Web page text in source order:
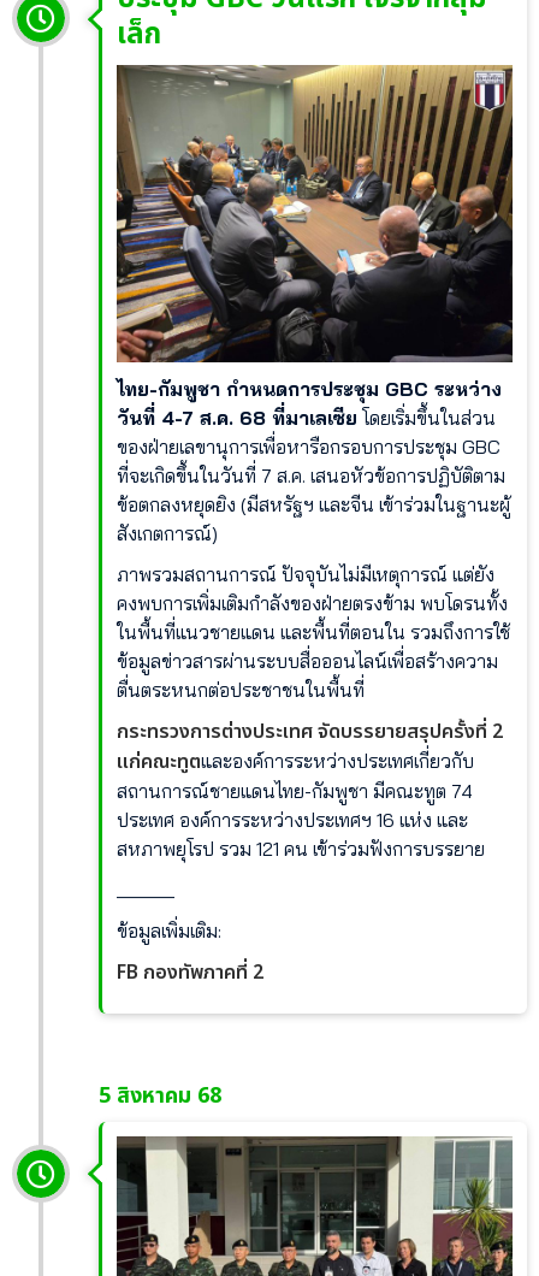
เล็ก
ไทย-กัมพูชา กำหนดการประชุม GBC ระหว่าง
วันที่ 4-7 ส.ค. 68 ที่มาเลเซีย โดยเริ่มขึ้นในส่วน
ของฝ่ายเลขานุการเพื่อหารือกรอบการประชุม GBC
ที่จะเกิดขึ้นในวันที่ 7 ส.ค. เสนอหัวข้อการปฏิบัติตาม
ข้อตกลงหยุดยิง (มีสหรัฐฯ และจีน เข้าร่วมในฐานะผู้
สังเกตการณ์)
ภาพรวมสถานการณ์ ปัจจุบันไม่มีเหตุการณ์ แต่ยัง
คงพบการเพิ่มเติมกำลังของฝ่ายตรงข้าม พบโดรนทั้ง
ในพื้นที่แนวชายแดน และพื้นที่ตอนใน รวมถึงการใช้
ข้อมูลข่าวสารผ่านระบบสื่อออนไลน์เพื่อสร้างความ
ตื่นตระหนกต่อประชาชนในพื้นที่
กระทรวงการต่างประเทศ จัดบรรยายสรุปครั้งที่ 2
แก่คณะทูตและองค์การระหว่างประเทศเกี่ยวกับ
สถานการณ์ชายแดนไทย-กัมพูชา มีคณะทูต 74
ประเทศ องค์การระหว่างประเทศฯ 16 แห่ง และ
สหภาพยุโรป รวม 121 คน เข้าร่วมฟังการบรรยาย
ข้อมูลเพิ่มเติม:
FB กองทัพภาคที่ 2
5 สิงหาคม 68